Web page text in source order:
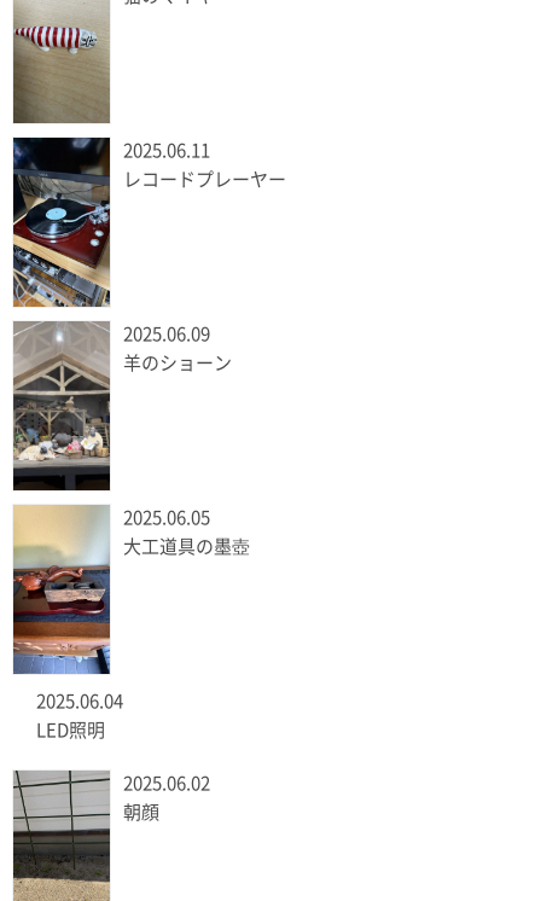
2025.06.11
レコードプレーヤー
2025.06.09
羊のショーン
2025.06.05
大工道具の墨壺
2025.06.04
LED照明
2025.06.02
朝顔